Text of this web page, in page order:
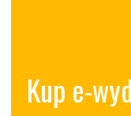
Kup e-